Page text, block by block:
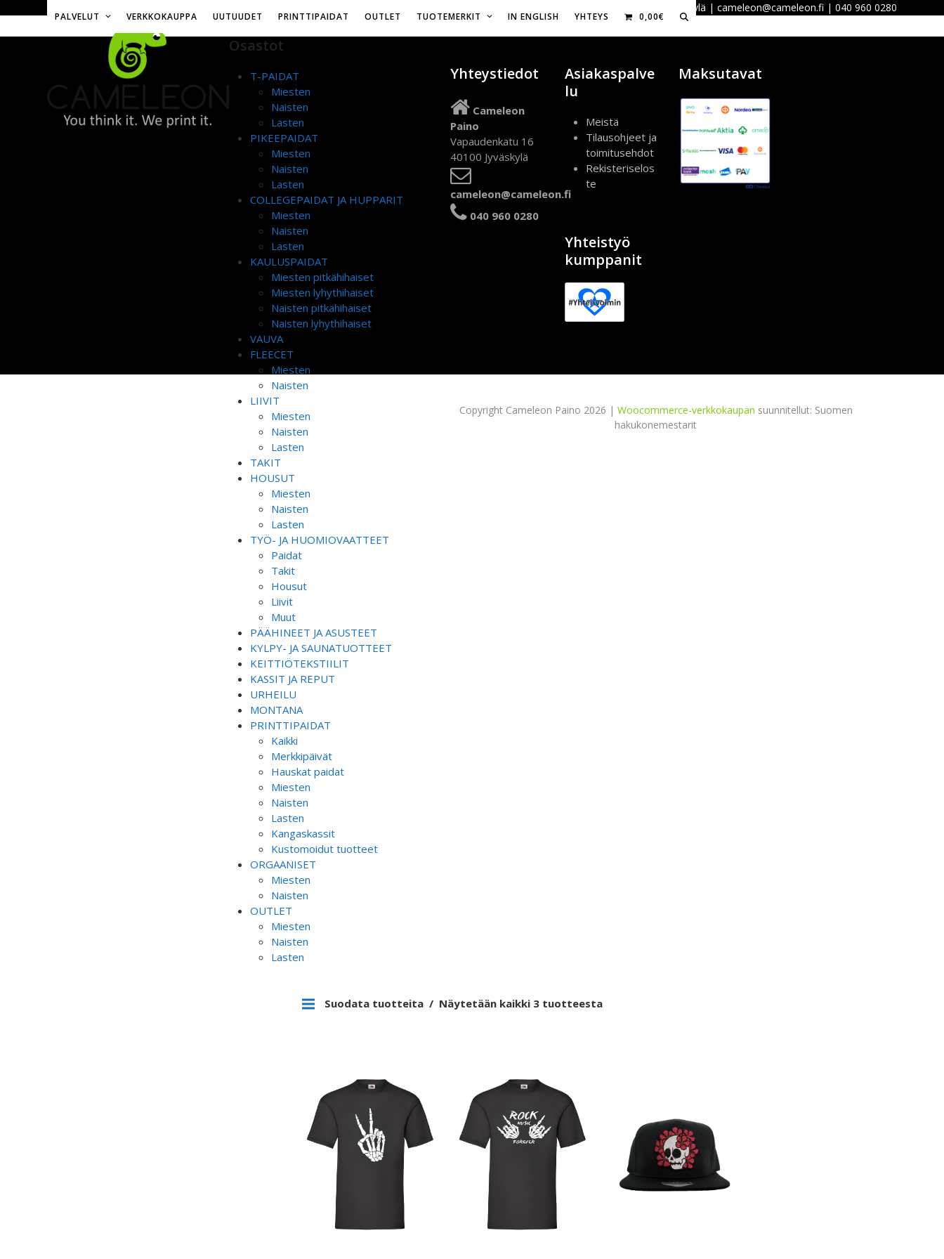
content
Vapaudenkatu 16, 40100 Jyväskylä | cameleon@cameleon.fi | 040 960 0280
PALVELUT VERKKOKAUPPA UUTUUDET PRINTTIPAIDAT OUTLET TUOTEMERKIT IN ENGLISH YHTEYS 0,00€
Osastot
T-PAIDAT
Miesten
Naisten
Lasten
PIKEEPAIDAT
Miesten
Naisten
Lasten
COLLEGEPAIDAT JA HUPPARIT
Miesten
Naisten
Lasten
KAULUSPAIDAT
Miesten pitkähihaiset
Miesten lyhythihaiset
Naisten pitkähihaiset
Naisten lyhythihaiset
VAUVA
FLEECET
Miesten
Naisten
LIIVIT
Miesten
Naisten
Lasten
TAKIT
HOUSUT
Miesten
Naisten
Lasten
TYÖ- JA HUOMIOVAATTEET
Paidat
Takit
Housut
Liivit
Muut
PÄÄHINEET JA ASUSTEET
KYLPY- JA SAUNATUOTTEET
KEITTIÖTEKSTIILIT
KASSIT JA REPUT
URHEILU
MONTANA
PRINTTIPAIDAT
Kaikki
Merkkipäivät
Hauskat paidat
Miesten
Naisten
Lasten
Kangaskassit
Kustomoidut tuotteet
ORGAANISET
Miesten
Naisten
OUTLET
Miesten
Naisten
Lasten
Suodata tuotteita Näytetään kaikki 3 tuotteesta
Yhteystiedot
Cameleon
Paino
Vapaudenkatu 16
40100 Jyväskylä
cameleon@cameleon.fi
040 960 0280
Asiakaspalve
lu
Meistä
Tilausohjeet ja
toimitusehdot
Rekisteriselos
te
Yhteistyö
kumppanit
Maksutavat
Copyright Cameleon Paino 2026 | Woocommerce-verkkokaupan suunnitellut: Suomen
hakukonemestarit